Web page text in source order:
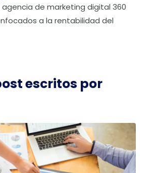
agencia de marketing digital 360
a la rentabilidad del
escritos por